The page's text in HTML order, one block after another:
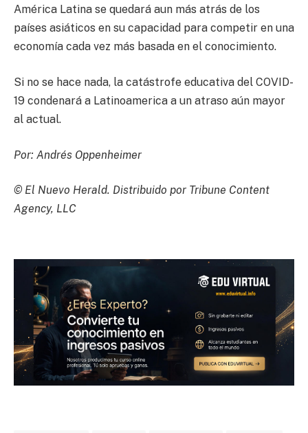
América Latina se quedará aun más atrás de los
países asiáticos en su capacidad para competir en una
economía cada vez más basada en el conocimiento.
Si no se hace nada, la catástrofe educativa del COVID-
19 condenará a Latinoamerica a un atraso aún mayor
al actual.
Por: Andrés Oppenheimer
© El Nuevo Herald. Distribuido por Tribune Content
Agency, LLC